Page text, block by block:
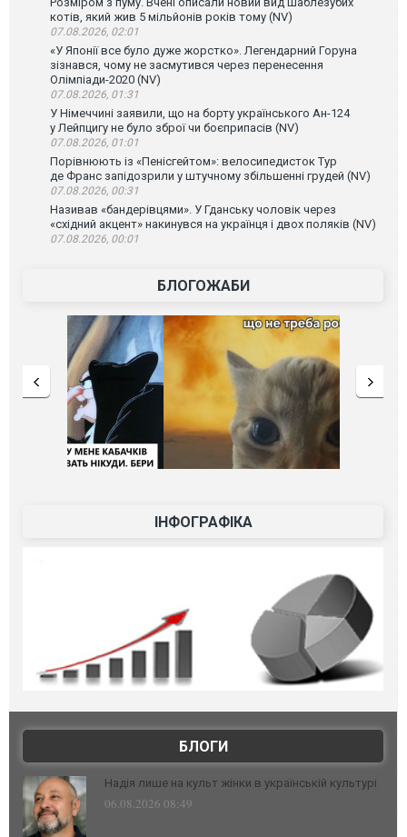
котів, який жив 5 мільйонів років тому (NV)
07.08.2026, 02:01
«У Японії все було дуже жорстко». Легендарний Горуна
зізнався, чому не засмутився через перенесення
Олімпіади-2020 (NV)
07.08.2026, 01:31
У Німеччині заявили, що на борту українського Ан-124
у Лейпцигу не було зброї чи боєприпасів (NV)
07.08.2026, 01:01
Порівнюють із «Пенісгейтом»: велосипедисток Тур
де Франс запідозрили у штучному збільшенні грудей (NV)
07.08.2026, 00:31
Називав «бандерівцями». У Гданську чоловік через
«східний акцент» накинувся на українця і двох поляків (NV)
07.08.2026, 00:01
БЛОГОЖАБИ
ІНФОГРАФІКА
БЛОГИ
Надія лише на культ жінки в українській культурі
06.08.2026 08:49